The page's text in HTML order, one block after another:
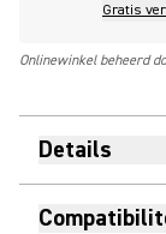
Gratis
Onlinewinkel beheerd
Details